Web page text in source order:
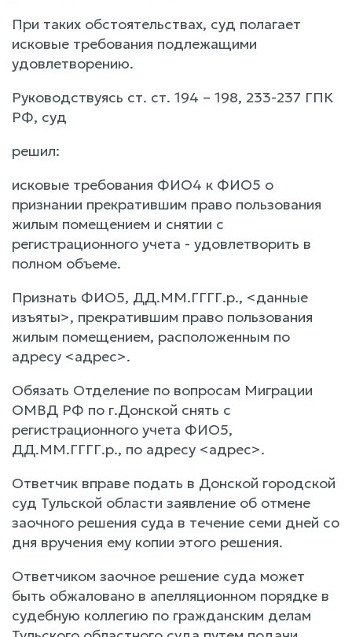
При таких обстоятельствах, суд полагает
исковые требования подлежащими
удовлетворению.
Руководствуясь ст. ст. 194 – 198, 233-237 ГПК
РФ, суд
решил:
исковые требования ФИО4 к ФИО5 о
признании прекратившим право пользования
жилым помещением и снятии с
регистрационного учета - удовлетворить в
полном объеме.
Признать ФИО5, ДД.ММ.ГГГГ.р., <данные
изъяты>, прекратившим право пользования
жилым помещением, расположенным по
адресу <адрес>.
Обязать Отделение по вопросам Миграции
ОМВД РФ по г.Донской снять с
регистрационного учета ФИО5,
ДД.ММ.ГГГГ.р., по адресу <адрес>.
Ответчик вправе подать в Донской городской
суд Тульской области заявление об отмене
заочного решения суда в течение семи дней со
дня вручения ему копии этого решения.
Ответчиком заочное решение суда может
быть обжаловано в апелляционном порядке в
судебную коллегию по гражданским делам